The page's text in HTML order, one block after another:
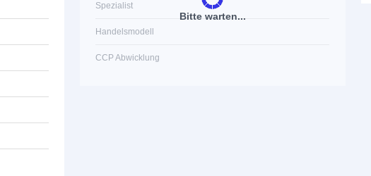
Bitte warten...
Spezialist
Handelsmodell
CCP Abwicklung